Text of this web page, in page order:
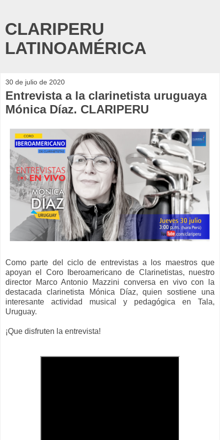
CLARIPERU
LATINOAMÉRICA
30 de julio de 2020
Entrevista a la clarinetista uruguaya
Mónica Díaz. CLARIPERU
Como parte del ciclo de entrevistas a los maestros que
apoyan el Coro Iberoamericano de Clarinetistas, nuestro
director Marco Antonio Mazzini conversa en vivo con la
destacada clarinetista Mónica Díaz, quien sostiene una
interesante actividad musical y pedagógica en Tala,
Uruguay.
¡Que disfruten la entrevista!